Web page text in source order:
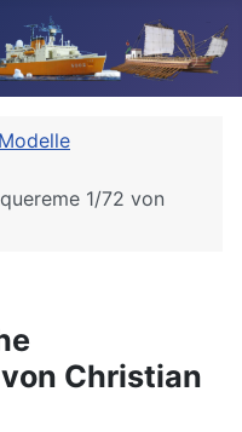
Modelle
1/72 von
Christian